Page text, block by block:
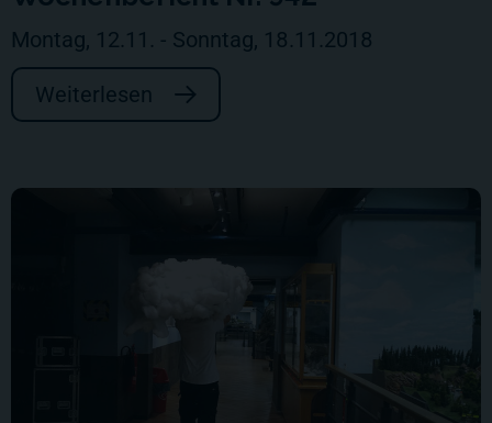
Montag, 12.11. - Sonntag, 18.11.2018
Weiterlesen